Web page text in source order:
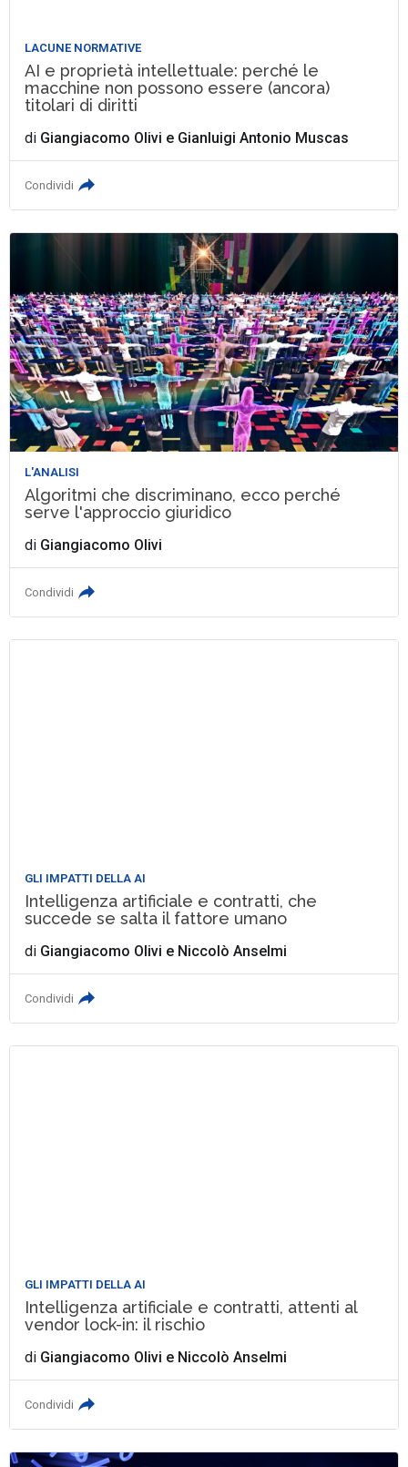
LACUNE NORMATIVE
AI e proprietà intellettuale: perché le
macchine non possono essere (ancora)
titolari di diritti
di Giangiacomo Olivi e Gianluigi Antonio Muscas
Condividi
L'ANALISI
Algoritmi che discriminano, ecco perché
serve l'approccio giuridico
di Giangiacomo Olivi
Condividi
GLI IMPATTI DELLA AI
Intelligenza artificiale e contratti, che
succede se salta il fattore umano
di Giangiacomo Olivi e Niccolò Anselmi
Condividi
GLI IMPATTI DELLA AI
Intelligenza artificiale e contratti, attenti al
vendor lock-in: il rischio
di Giangiacomo Olivi e Niccolò Anselmi
Condividi